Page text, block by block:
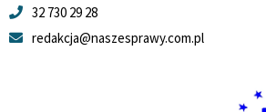
32 730 29 28
redakcja@naszesprawy.com.pl